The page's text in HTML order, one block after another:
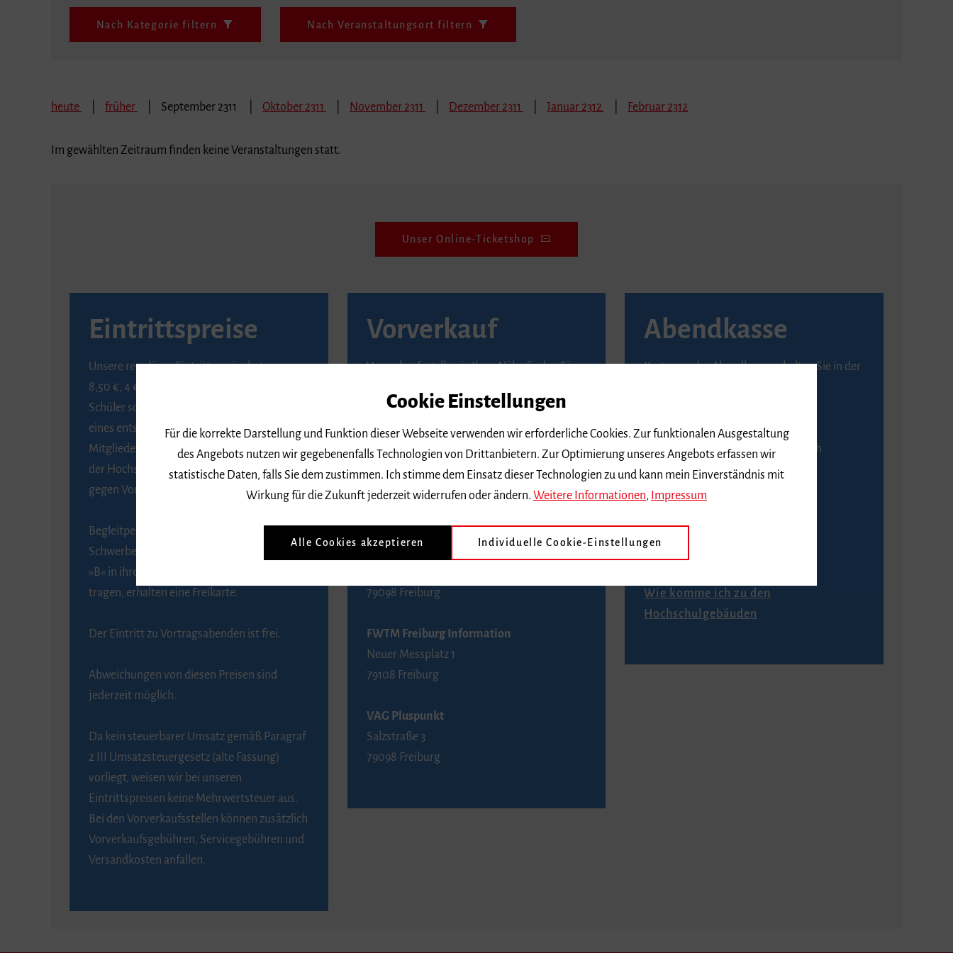
Nach Kategorie filtern Nach Veranstaltungsort filtern
heute früher September 2311 Oktober 2311 November 2311 Dezember 2311 Januar 2312 Februar 2312
Im gewählten Zeitraum finden keine Veranstaltungen statt.
Unser Online-Ticketshop
Eintrittspreise
Unsere regulären Eintrittspreise betragen
8,50 €, 4 € ermäßigt für Schülerinnen und
Schüler sowie Studierende gegen Vorlage
eines entsprechenden Nachweises, 6 € für
Mitglieder der Gesellschaft zur Förderung
der Hochschule für Musik Freiburg e. V.
gegen Vorlage des Mitgliedsausweises.
Begleitpersonen von Menschen mit
Schwerbehinderung, die das Merkzeichen
»B« in ihrem Schwerbehindertenausweis
tragen, erhalten eine Freikarte.
Der Eintritt zu Vortragsabenden ist frei.
Abweichungen von diesen Preisen sind
jederzeit möglich.
Da kein steuerbarer Umsatz gemäß Paragraf
2 III Umsatzsteuergesetz (alte Fassung)
vorliegt, weisen wir bei unseren
Eintrittspreisen keine Mehrwertsteuer aus.
Bei den Vorverkaufsstellen können zusätzlich
Vorverkaufsgebühren, Servicegebühren und
Versandkosten anfallen.
Vorverkauf
Vorverkaufsstellen in Ihrer Nähe finden Sie
79098 Freiburg
bis drei Tage vor einem Konzert möglich)
FWTM Tourist-Information
79098 Freiburg
FWTM Freiburg Information
Neuer Messplatz 1
79108 Freiburg
VAG Pluspunkt
Salzstraße 3
79098 Freiburg
Abendkasse
Karten an der Abendkasse erhalten Sie in der
An der Abendkasse ist ausschließlich
Barzahlung möglich.
Anfahrt
Wie komme ich zu den
Hochschulgebäuden
Cookie Einstellungen
Für die korrekte Darstellung und Funktion dieser Webseite verwenden wir erforderliche Cookies. Zur funktionalen Ausgestaltung
des Angebots nutzen wir gegebenenfalls Technologien von Drittanbietern. Zur Optimierung unseres Angebots erfassen wir
statistische Daten, falls Sie dem zustimmen. Ich stimme dem Einsatz dieser Technologien zu und kann mein Einverständnis mit
Wirkung für die Zukunft jederzeit widerrufen oder ändern. Weitere Informationen Impressum
Alle Cookies akzeptieren Individuelle Cookie-Einstellungen